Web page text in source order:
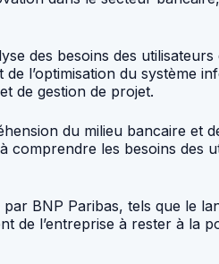
des besoins des
l’optimisation du système
de gestion de projet.
du milieu bancaire et
comprendre les besoins
BNP Paribas, tels que le
de l’entreprise à rester à